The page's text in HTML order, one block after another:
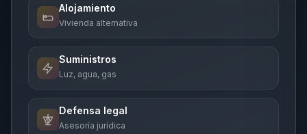
Alojamiento
Vivienda alternativa
Suministros
Luz, agua, gas
Defensa legal
Asesoría jurídica